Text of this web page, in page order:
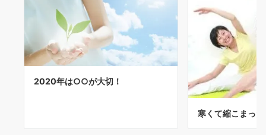
2020年は○○が大切！
寒くて縮こまっ